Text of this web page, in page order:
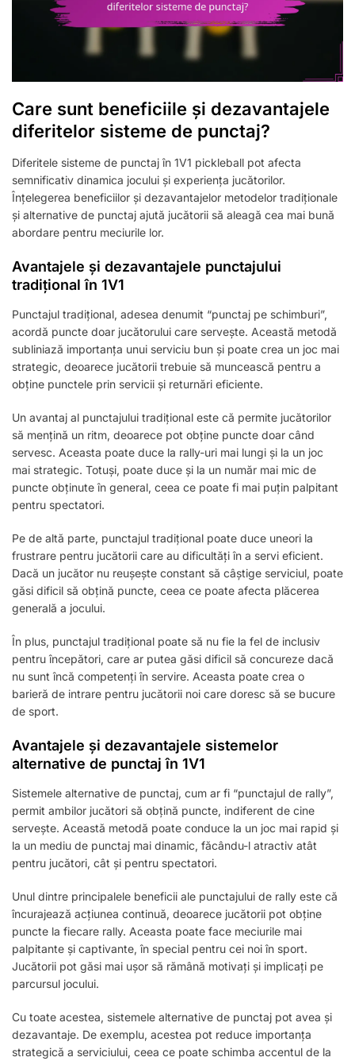
Care sunt beneficiile și dezavantajele
diferitelor sisteme de punctaj?
Diferitele sisteme de punctaj în 1V1 pickleball pot afecta
semnificativ dinamica jocului și experiența jucătorilor.
Înțelegerea beneficiilor și dezavantajelor metodelor tradiționale
și alternative de punctaj ajută jucătorii să aleagă cea mai bună
abordare pentru meciurile lor.
Avantajele și dezavantajele punctajului
tradițional în 1V1
Punctajul tradițional, adesea denumit “punctaj pe schimburi”,
acordă puncte doar jucătorului care servește. Această metodă
subliniază importanța unui serviciu bun și poate crea un joc mai
strategic, deoarece jucătorii trebuie să muncească pentru a
obține punctele prin servicii și returnări eficiente.
Un avantaj al punctajului tradițional este că permite jucătorilor
să mențină un ritm, deoarece pot obține puncte doar când
servesc. Aceasta poate duce la rally-uri mai lungi și la un joc
mai strategic. Totuși, poate duce și la un număr mai mic de
puncte obținute în general, ceea ce poate fi mai puțin palpitant
pentru spectatori.
Pe de altă parte, punctajul tradițional poate duce uneori la
frustrare pentru jucătorii care au dificultăți în a servi eficient.
Dacă un jucător nu reușește constant să câștige serviciul, poate
găsi dificil să obțină puncte, ceea ce poate afecta plăcerea
generală a jocului.
În plus, punctajul tradițional poate să nu fie la fel de inclusiv
pentru începători, care ar putea găsi dificil să concureze dacă
nu sunt încă competenți în servire. Aceasta poate crea o
barieră de intrare pentru jucătorii noi care doresc să se bucure
de sport.
Avantajele și dezavantajele sistemelor
alternative de punctaj în 1V1
Sistemele alternative de punctaj, cum ar fi “punctajul de rally”,
permit ambilor jucători să obțină puncte, indiferent de cine
servește. Această metodă poate conduce la un joc mai rapid și
la un mediu de punctaj mai dinamic, făcându-l atractiv atât
pentru jucători, cât și pentru spectatori.
Unul dintre principalele beneficii ale punctajului de rally este că
încurajează acțiunea continuă, deoarece jucătorii pot obține
puncte la fiecare rally. Aceasta poate face meciurile mai
palpitante și captivante, în special pentru cei noi în sport.
Jucătorii pot găsi mai ușor să rămână motivați și implicați pe
parcursul jocului.
Cu toate acestea, sistemele alternative de punctaj pot avea și
dezavantaje. De exemplu, acestea pot reduce importanța
strategică a serviciului, ceea ce poate schimba accentul de la